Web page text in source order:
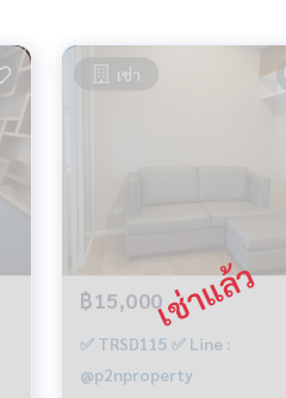
เช่า
฿15,000
✅ TRSD115 ✅ Line :
@p2nproperty